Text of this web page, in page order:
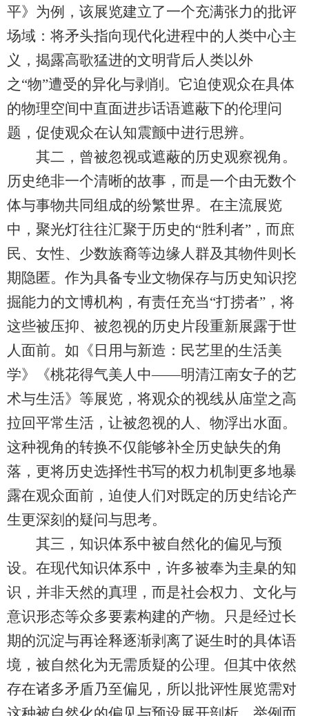
平》为例，该展览建立了一个充满张力的批评
场域：将矛头指向现代化进程中的人类中心主
义，揭露高歌猛进的文明背后人类以外
之“物”遭受的异化与剥削。它迫使观众在具体
的物理空间中直面进步话语遮蔽下的伦理问
题，促使观众在认知震颤中进行思辨。
其二，曾被忽视或遮蔽的历史观察视角。
历史绝非一个清晰的故事，而是一个由无数个
体与事物共同组成的纷繁世界。在主流展览
中，聚光灯往往汇聚于历史的“胜利者”，而庶
民、女性、少数族裔等边缘人群及其物件则长
期隐匿。作为具备专业文物保存与历史知识挖
掘能力的文博机构，有责任充当“打捞者”，将
这些被压抑、被忽视的历史片段重新展露于世
人面前。如《日用与新造：民艺里的生活美
学》《桃花得气美人中——明清江南女子的艺
术与生活》等展览，将观众的视线从庙堂之高
拉回平常生活，让被忽视的人、物浮出水面。
这种视角的转换不仅能够补全历史缺失的角
落，更将历史选择性书写的权力机制更多地暴
露在观众面前，迫使人们对既定的历史结论产
生更深刻的疑问与思考。
其三，知识体系中被自然化的偏见与预
设。在现代知识体系中，许多被奉为圭臬的知
识，并非天然的真理，而是社会权力、文化与
意识形态等众多要素构建的产物。只是经过长
期的沉淀与再诠释逐渐剥离了诞生时的具体语
境，被自然化为无需质疑的公理。但其中依然
存在诸多矛盾乃至偏见，所以批评性展览需对